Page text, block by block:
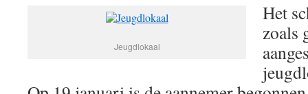
Jeugdlokaal
Het
zoals